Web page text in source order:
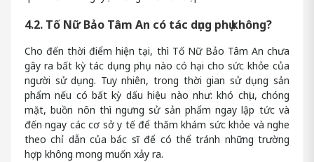
4.2. Tố Nữ Bảo Tâm An có tác dụng phụ không?
Cho đến thời điểm hiện tại, thì Tố Nữ Bảo Tâm An chưa
gây ra bất kỳ tác dụng phụ nào có hại cho sức khỏe của
người sử dụng. Tuy nhiên, trong thời gian sử dụng sản
phẩm nếu có bất kỳ dấu hiệu nào như: khó chịu, chóng
mặt, buồn nôn thì ngưng sử sản phẩm ngay lập tức và
đến ngay các cơ sở y tế để thăm khám sức khỏe và nghe
theo chỉ dẫn của bác sĩ để có thể tránh những trường
hợp không mong muốn xảy ra.